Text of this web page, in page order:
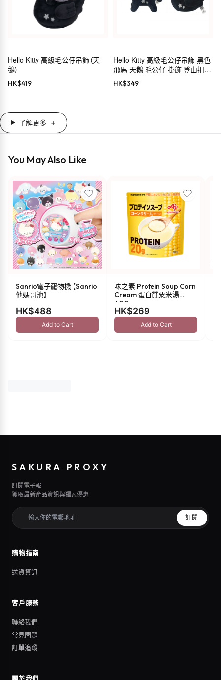
Hello Kitty 高級毛公仔吊飾（天
鵝）
HK$419
Hello Kitty 高級毛公仔吊飾 黑色
飛馬 天鵝 毛公仔 掛飾 登山扣
Sanrio
HK$349
了解更多
You May Also Like
Sanrio電子寵物機 【Sanrio
他媽哥池】
HK$488
Add to Cart
味之素 Protein Soup Corn
Cream 蛋白質粟米湯
600g
HK$269
Add to Cart
SAKURA PROXY
訂閱電子報
獲取最新產品資訊與獨家優惠
訂閱
購物指南
送貨資訊
客戶服務
聯絡我們
常見問題
訂單追蹤
關於我們